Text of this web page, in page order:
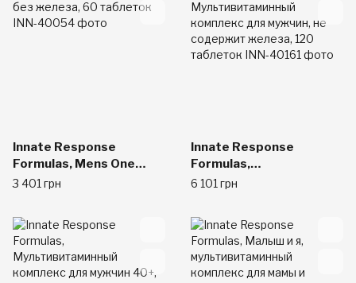
Innate Response
Formulas, Mens One
Daily, без железа, 60
3 401 грн
Innate Response
Formulas,
Мультивитаминный
не содержит железа,
120 таблеток
6 101 грн